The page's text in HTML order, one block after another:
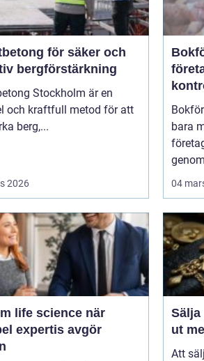
för säker och
bergförstärkning
Stockholm är en
och kraftfull metod för att
berg,...
2026
bara
04
life science när
expertis avgör
Sälja
ut
Att